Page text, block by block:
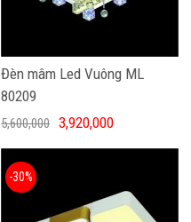
Đèn mâm Led Vuông ML
80209
5,600,000 3,920,000
-30%